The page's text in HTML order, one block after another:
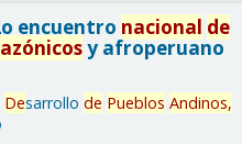
encuentro nacional de
y afroperuano
Desarrollo de Pueblos Andinos,